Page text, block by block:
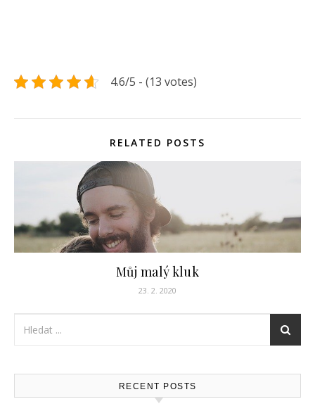
4.6/5 - (13 votes)
RELATED POSTS
Můj malý kluk
23. 2. 2020
RECENT POSTS